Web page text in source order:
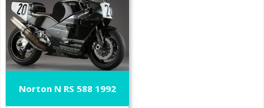
Norton N RS 588 1992